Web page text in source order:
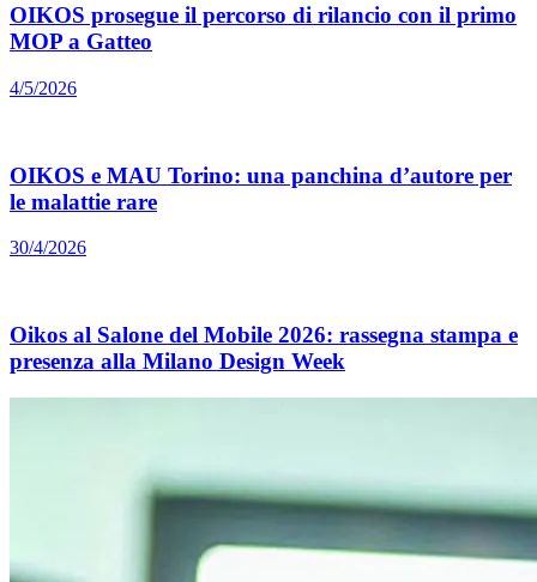
OIKOS prosegue il percorso di rilancio con il primo
MOP a Gatteo
4/5/2026
OIKOS e MAU Torino: una panchina d’autore per
le malattie rare
30/4/2026
Oikos al Salone del Mobile 2026: rassegna stampa e
presenza alla Milano Design Week